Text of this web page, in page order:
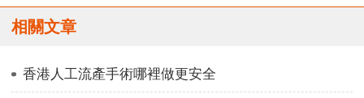
相關文章
香港人工流產手術哪裡做更安全